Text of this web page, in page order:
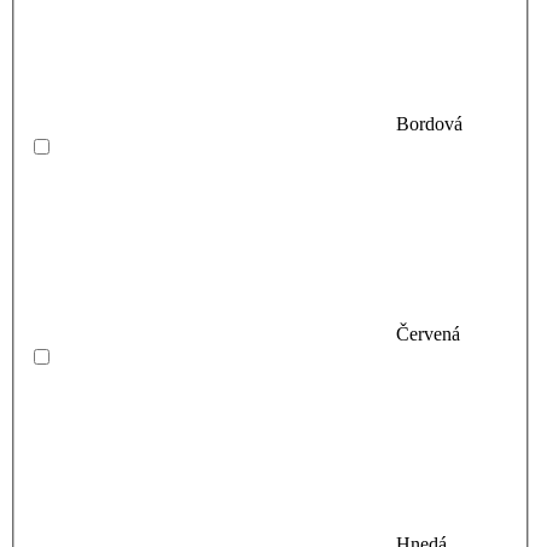
Bordová
Červená